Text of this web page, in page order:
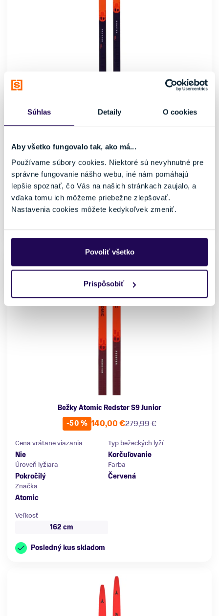
Súhlas Detaily O cookies
Aby všetko fungovalo tak, ako má...
Používame súbory cookies. Niektoré sú nevyhnutné pre
správne fungovanie nášho webu, iné nám pomáhajú
lepšie spoznať, čo Vás na našich stránkach zaujalo, a
vďaka tomu ich môžeme priebežne zlepšovať.
Nastavenia cookies môžete kedykoľvek zmeniť.
Povoliť všetko
Prispôsobiť
Bežky Atomic Redster C9 Skintec Junior
Úroveň lyžiara
Farba
Značka
Atomic
Veľkosť
172 cm
Bežky Atomic Redster S9 Junior
-50 %
279,99 €
140,00 €
Cena vrátane viazania
Nie
Typ bežeckých lyží
Korčuľovanie
Úroveň lyžiara
Pokročilý
Farba
Červená
Značka
Atomic
Veľkosť
162 cm
Posledný kus skladom